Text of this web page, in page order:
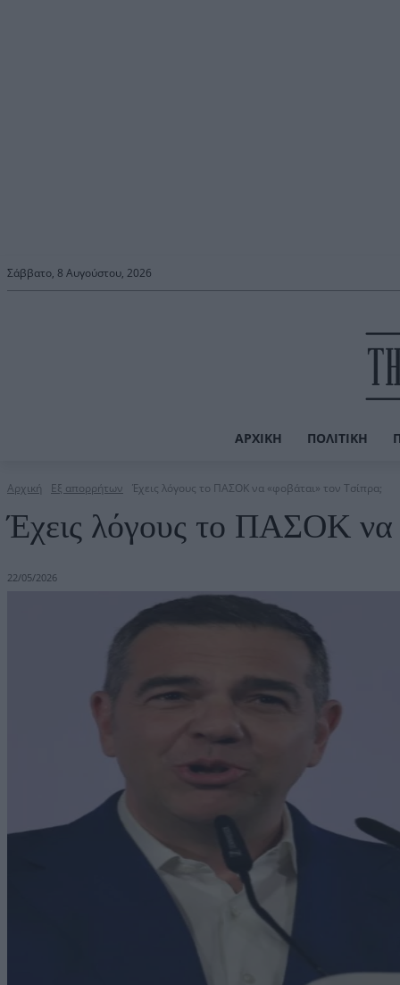
Σάββατο, 8 Αυγούστου, 2026
ΑΡΧΙΚΉ ΠΟΛΙΤΙΚΉ
Αρχική Εξ απορρήτων Έχεις λόγους το ΠΑΣΟΚ να «φοβάται» τον Τσίπρα;
Έχεις λόγους το ΠΑΣΟΚ να
22/05/2026